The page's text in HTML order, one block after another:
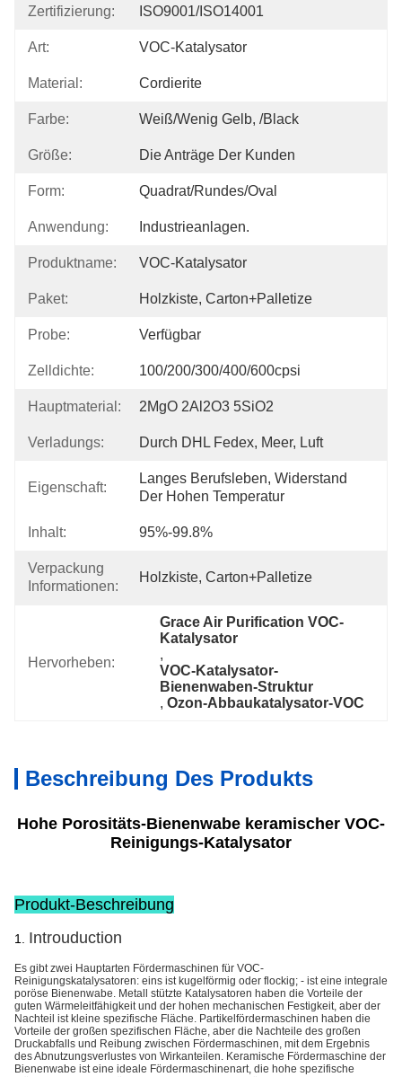
Zertifizierung: ISO9001/ISO14001
Art: VOC-Katalysator
Material: Cordierite
Farbe: Weiß/wenig Gelb, /Black
Größe: Die Anträge Der Kunden
Form: Quadrat/rundes/Oval
Anwendung: Industrieanlagen.
Produktname: VOC-Katalysator
Paket: Holzkiste, Carton+Palletize
Probe: Verfügbar
Zelldichte: 100/200/300/400/600cpsi
Hauptmaterial: 2MgO 2Al2O3 5SiO2
Verladungs: Durch DHL Fedex, Meer, Luft
Eigenschaft:
Langes Berufsleben, Widerstand
Der Hohen Temperatur
Inhalt: 95%-99.8%
Verpackung
Informationen:
Holzkiste, Carton+Palletize
Hervorheben:
Grace Air Purification VOC-
Katalysator
,
VOC-Katalysator-
Bienenwaben-Struktur
, Ozon-Abbaukatalysator-VOC
Beschreibung Des Produkts
Hohe Porositäts-Bienenwabe keramischer VOC-
Reinigungs-Katalysator
Produkt-Beschreibung
1. Introuduction
Es gibt zwei Hauptarten Fördermaschinen für VOC-
Reinigungskatalysatoren: eins ist kugelförmig oder flockig; - ist eine integrale
poröse Bienenwabe. Metall stützte Katalysatoren haben die Vorteile der
guten Wärmeleitfähigkeit und der hohen mechanischen Festigkeit, aber der
Nachteil ist kleine spezifische Fläche. Partikelfördermaschinen haben die
Vorteile der großen spezifischen Fläche, aber die Nachteile des großen
Druckabfalls und Reibung zwischen Fördermaschinen, mit dem Ergebnis
des Abnutzungsverlustes von Wirkanteilen. Keramische Fördermaschine der
Bienenwabe ist eine ideale Fördermaschinenart, die hohe spezifische